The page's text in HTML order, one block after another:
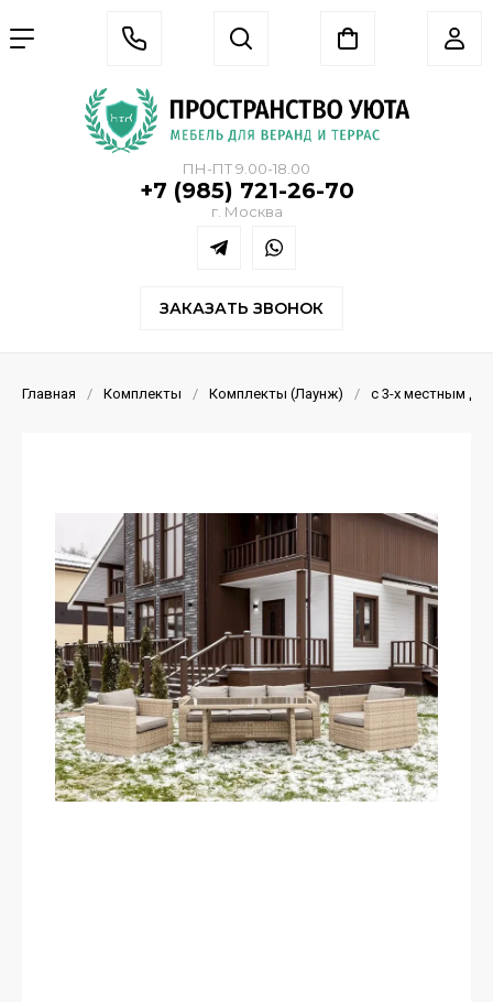
ПН-ПТ 9.00-18.00
+7 (985) 721-26-70
г. Москва
ЗАКАЗАТЬ ЗВОНОК
Главная / Комплекты / Комплекты (Лаунж) / с 3-х местным